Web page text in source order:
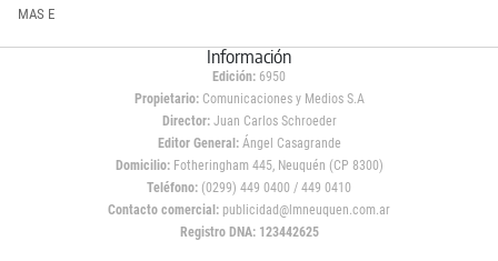
MAS E
Información
Edición: 6950
Propietario:Comunicaciones y Medios S.A
Director: Juan Carlos Schroeder
Editor General:Ángel Casagrande
Domicilio:Fotheringham 445, Neuquén (CP 8300)
Teléfono: (0299) 449 0400 / 449 0410
Contacto comercial: publicidad@lmneuquen.com.ar
Registro DNA: 123442625